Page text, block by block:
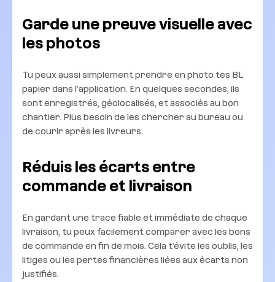
Garde une preuve visuelle avec
les photos
Tu peux aussi simplement prendre en photo tes BL
papier dans l’application. En quelques secondes, ils
sont enregistrés, géolocalisés, et associés au bon
chantier. Plus besoin de les chercher au bureau ou
de courir après les livreurs.
Réduis les écarts entre
commande et livraison
En gardant une trace fiable et immédiate de chaque
livraison, tu peux facilement comparer avec les bons
de commande en fin de mois. Cela t’évite les oublis, les
litiges ou les pertes financières liées aux écarts non
justifiés.